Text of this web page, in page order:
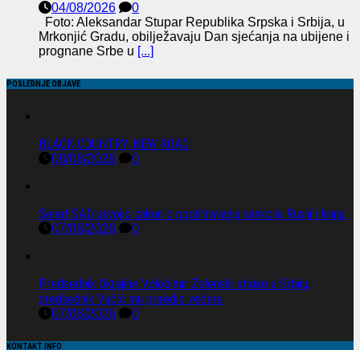
04/08/2026
0
Foto: Aleksandar Stupar Republika Srpska i Srbija, u
Mrkonjić Gradu, obilježavaju Dan sjećanja na ubijene i
prognane Srbe u [...]
POSLEDNJE OBJAVE
BLACK COUNTRY, NEW ROAD
08/08/2026 0
Senat SAD usvojio zakon o pooštravanju sankcija Rusiji i Iranu.
07/08/2026 0
Predsednik Ukrajine Volodimir Zelenski stigao u Srbiju,
predsednik Vučić mu priredio večeru
07/08/2026 0
KONTAKT INFO